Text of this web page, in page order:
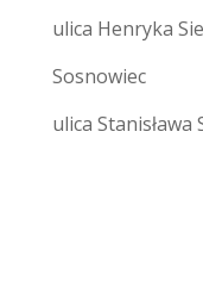
ulica Henryka
Sosnowiec
ulica Stanisława